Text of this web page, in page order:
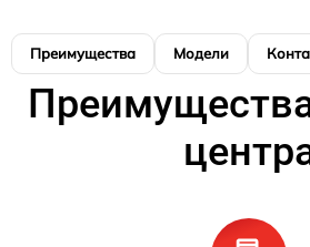
Преимущества Модели